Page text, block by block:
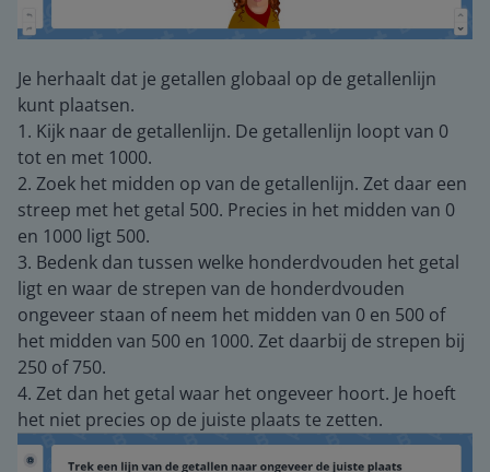
Je herhaalt dat je getallen globaal op de getallenlijn
kunt plaatsen.
1. Kijk naar de getallenlijn. De getallenlijn loopt van 0
tot en met 1000.
2. Zoek het midden op van de getallenlijn. Zet daar een
streep met het getal 500. Precies in het midden van 0
en 1000 ligt 500.
3. Bedenk dan tussen welke honderdvouden het getal
ligt en waar de strepen van de honderdvouden
ongeveer staan of neem het midden van 0 en 500 of
het midden van 500 en 1000. Zet daarbij de strepen bij
250 of 750.
4. Zet dan het getal waar het ongeveer hoort. Je hoeft
het niet precies op de juiste plaats te zetten.